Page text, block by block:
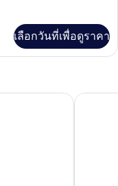
เลือกวันที่เพื่อดูราคา
ซิกเนียล